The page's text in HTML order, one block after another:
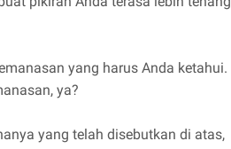
yang harus Anda ketahui.
ya?
yang telah disebutkan di atas,